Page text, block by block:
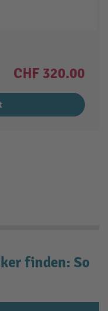
CHF 320.00
finden: So